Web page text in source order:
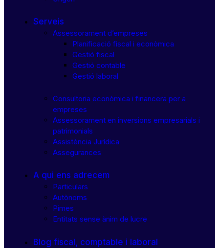
Serveis
Assessorament d’empreses
Planificació fiscal i econòmica
Gestió fiscal
Gestió contable
Gestió laboral
Consultoria econòmica i financera per a
empreses
Assessorament en inversions empresarials i
patrimonials
Assistència Jurídica
Assegurances
A qui ens adrecem
Particulars
Autònoms
Pimes
Entitats sense ànim de lucre
Blog fiscal, comptable i laboral